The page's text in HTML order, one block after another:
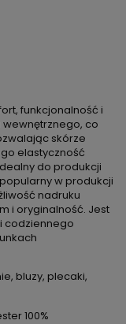
funkcjonalność i
wewnętrznego, co
skórze
elastyczność
do produkcji
w produkcji
nadruku
i oryginalność. Jest
codziennego
bluzy, plecaki,
100%